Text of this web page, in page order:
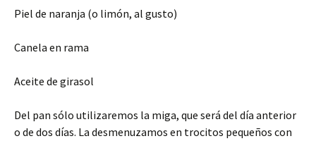
Piel de naranja (o limón, al gusto)
Canela en rama
Aceite de girasol
Del pan sólo utilizaremos la miga, que será del día anterior
o de dos días. La desmenuzamos en trocitos pequeños con